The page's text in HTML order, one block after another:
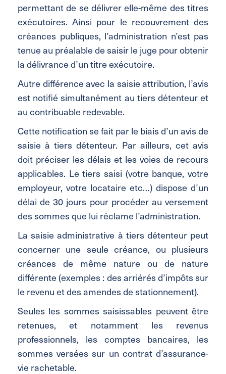
permettant de se délivrer elle-même des titres
exécutoires. Ainsi pour le recouvrement des
créances publiques, l’administration n’est pas
tenue au préalable de saisir le juge pour obtenir
la délivrance d’un titre exécutoire.
Autre différence avec la saisie attribution, l’avis
est notifié simultanément au tiers détenteur et
au contribuable redevable.
Cette notification se fait par le biais d’un avis de
saisie à tiers détenteur. Par ailleurs, cet avis
doit préciser les délais et les voies de recours
applicables. Le tiers saisi (votre banque, votre
employeur, votre locataire etc…) dispose d’un
délai de 30 jours pour procéder au versement
des sommes que lui réclame l’administration.
La saisie administrative à tiers détenteur peut
concerner une seule créance, ou plusieurs
créances de même nature ou de nature
différente (exemples : des arriérés d’impôts sur
le revenu et des amendes de stationnement).
Seules les sommes saisissables peuvent être
retenues, et notamment les revenus
professionnels, les comptes bancaires, les
sommes versées sur un contrat d’assurance-
vie rachetable.